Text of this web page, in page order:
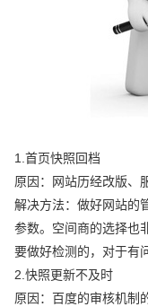
1.首页快照回档
原因：网站历经改版、
解决方法：做好网站的
参数。空间商的选择也
要做好检测的，对于有
2.快照更新不及时
原因：百度的审核机制